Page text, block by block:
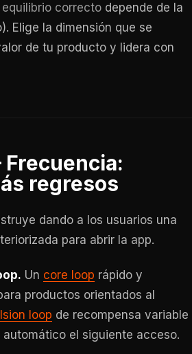
equilibrio correcto depende de la
Elige la dimensión que se
de tu producto y lidera con
Frecuencia:
regresos
dando a los usuarios una
para abrir la app.
Un core loop rápido y
productos orientados al
loop de recompensa variable
el siguiente acceso.